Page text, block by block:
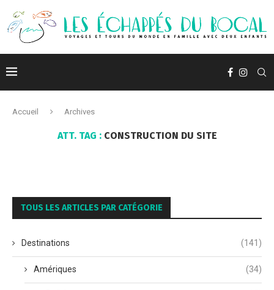
Accueil Archives
ATT. TAG : CONSTRUCTION DU SITE
TOUS LES ARTICLES PAR CATÉGORIE
Destinations (141)
Amériques (34)